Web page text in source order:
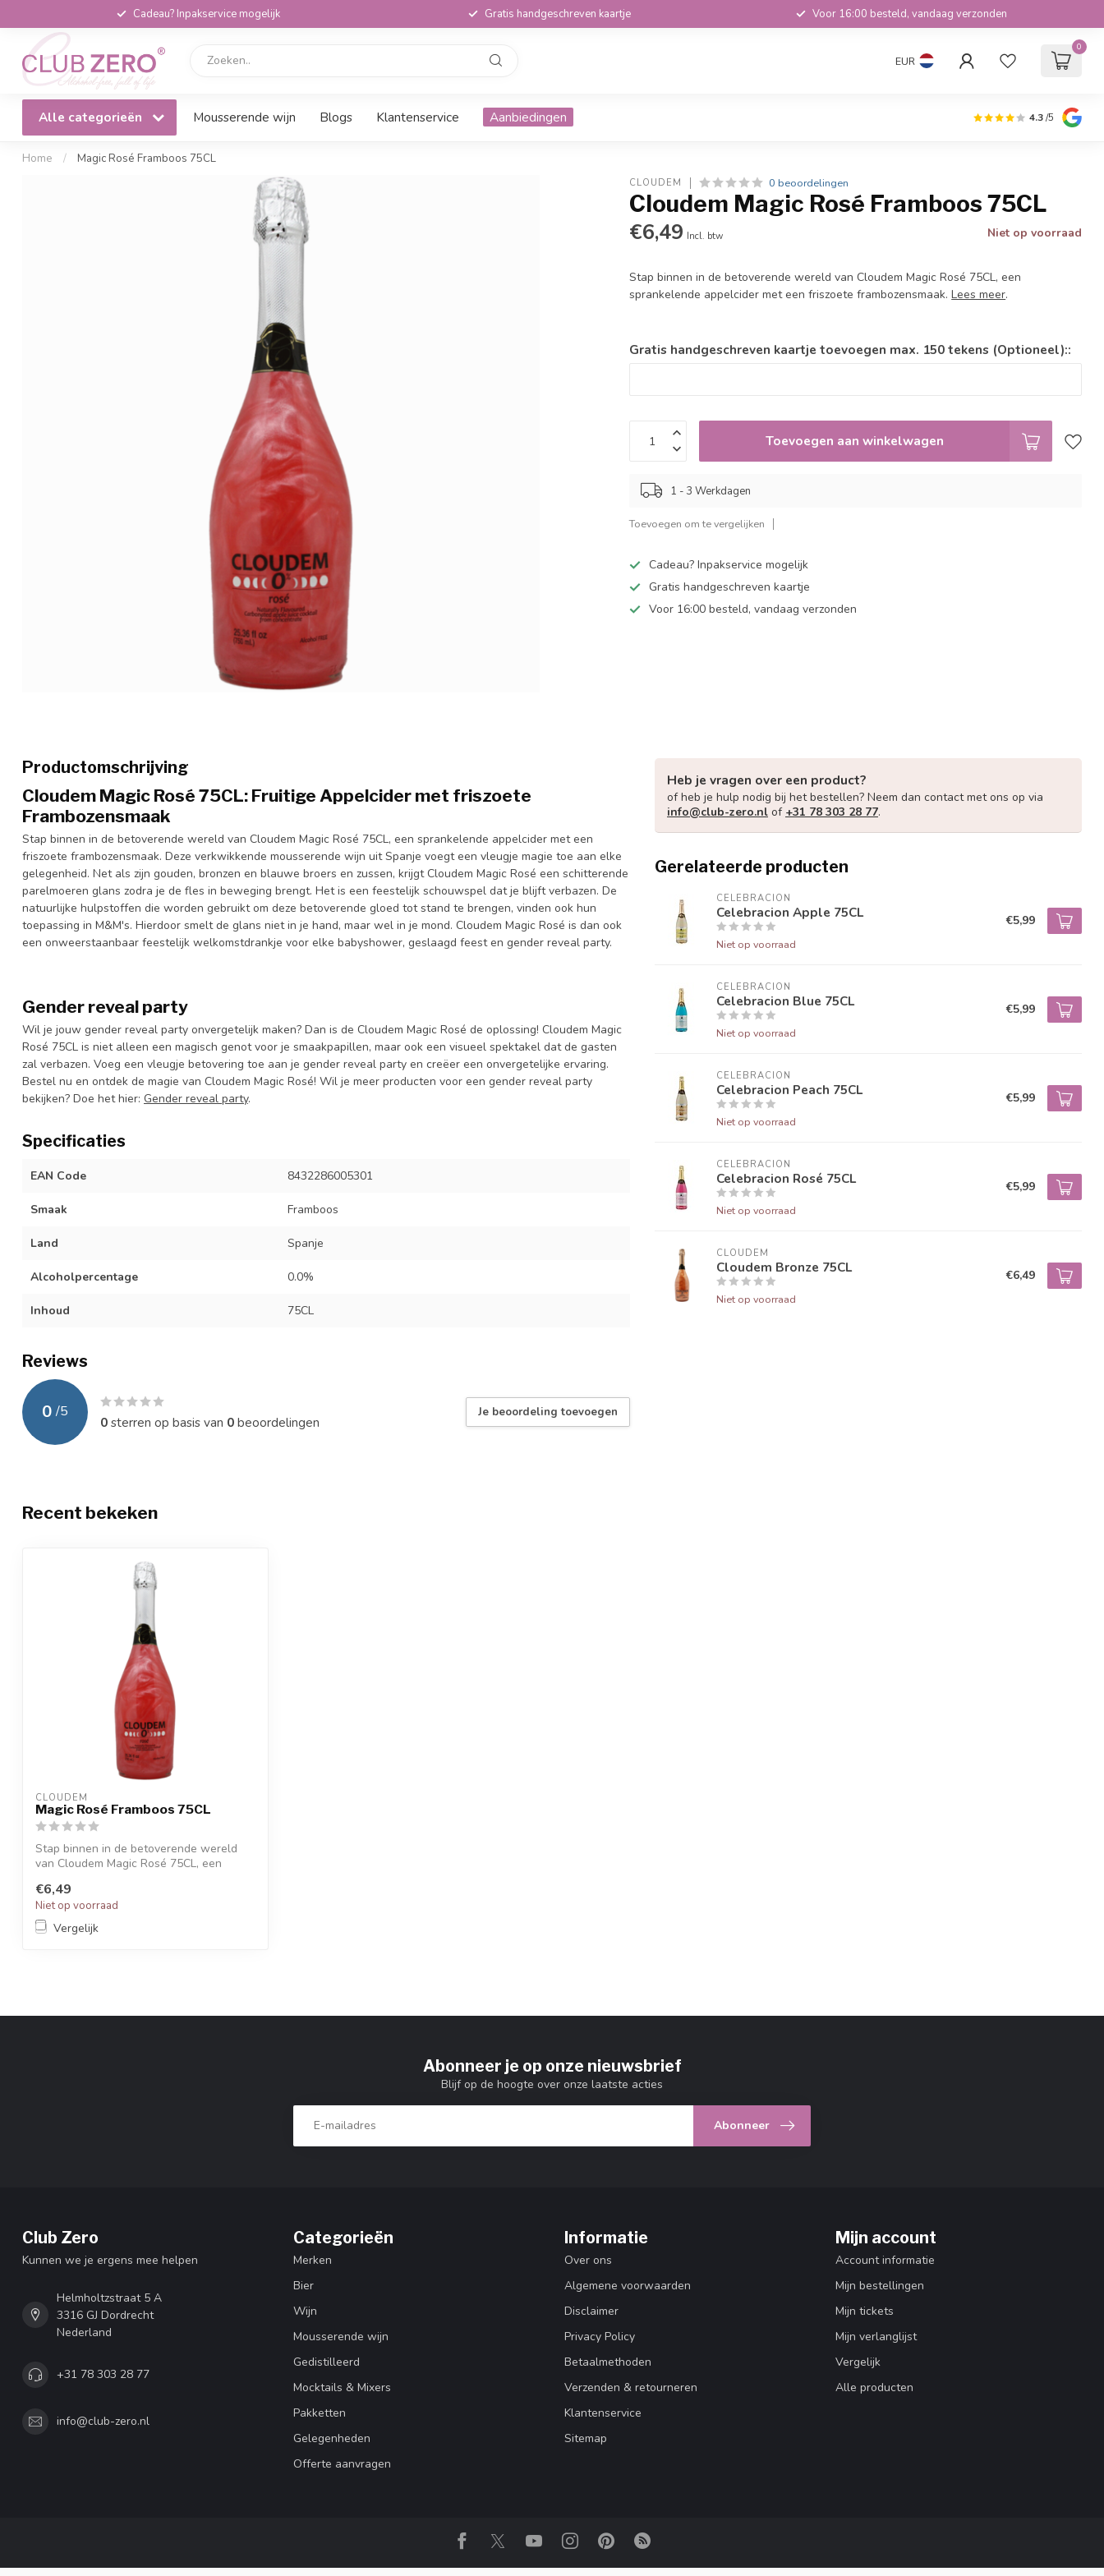
Cadeau? Inpakservice mogelijk Gratis handgeschreven kaartje Voor 16:00 besteld, vandaag verzonden
EUR
0
Alle categorieën Mousserende wijn Blogs Klantenservice Aanbiedingen 4.3/5
Home / Magic Rosé Framboos 75CL
CLOUDEM 0 beoordelingen
Cloudem Magic Rosé Framboos 75CL
€6,49 Incl. btw Niet op voorraad
Stap binnen in de betoverende wereld van Cloudem Magic Rosé 75CL, een
sprankelende appelcider met een friszoete frambozensmaak.Lees meer.
Gratis handgeschreven kaartje toevoegen max. 150 tekens (Optioneel)::
Toevoegen aan winkelwagen
1 - 3 Werkdagen
Toevoegen om te vergelijken
Cadeau? Inpakservice mogelijk
Gratis handgeschreven kaartje
Voor 16:00 besteld, vandaag verzonden
Productomschrijving
Cloudem Magic Rosé 75CL: Fruitige Appelcider met friszoete
Frambozensmaak
Stap binnen in de betoverende wereld van Cloudem Magic Rosé 75CL, een sprankelende appelcider met een
friszoete frambozensmaak. Deze verkwikkende mousserende wijn uit Spanje voegt een vleugje magie toe aan elke
gelegenheid. Net als zijn gouden, bronzen en blauwe broers en zussen, krijgt Cloudem Magic Rosé een schitterende
parelmoeren glans zodra je de fles in beweging brengt. Het is een feestelijk schouwspel dat je blijft verbazen. De
natuurlijke hulpstoffen die worden gebruikt om deze betoverende gloed tot stand te brengen, vinden ook hun
toepassing in M&M's. Hierdoor smelt de glans niet in je hand, maar wel in je mond. Cloudem Magic Rosé is dan ook
een onweerstaanbaar feestelijk welkomstdrankje voor elke babyshower, geslaagd feest en gender reveal party.
Gender reveal party
Wil je jouw gender reveal party onvergetelijk maken? Dan is de Cloudem Magic Rosé de oplossing! Cloudem Magic
Rosé 75CL is niet alleen een magisch genot voor je smaakpapillen, maar ook een visueel spektakel dat de gasten
zal verbazen. Voeg een vleugje betovering toe aan je gender reveal party en creëer een onvergetelijke ervaring.
Bestel nu en ontdek de magie van Cloudem Magic Rosé! Wil je meer producten voor een gender reveal party
bekijken? Doe het hier: Gender reveal party.
Specificaties
EAN Code 8432286005301
Smaak Framboos
Land Spanje
Alcoholpercentage 0.0%
Inhoud 75CL
Reviews
0 /5
0sterren op basis van 0beoordelingen
Je beoordeling toevoegen
Heb je vragen over een product?
of heb je hulp nodig bij het bestellen? Neem dan contact met ons op via
info@club-zero.nl of +31 78 303 28 77.
Gerelateerde producten
CELEBRACION
Celebracion Apple 75CL
Niet op voorraad
€5,99
CELEBRACION
Celebracion Blue 75CL
Niet op voorraad
€5,99
CELEBRACION
Celebracion Peach 75CL
Niet op voorraad
€5,99
CELEBRACION
Celebracion Rosé 75CL
Niet op voorraad
€5,99
CLOUDEM
Cloudem Bronze 75CL
Niet op voorraad
€6,49
Recent bekeken
CLOUDEM
Magic Rosé Framboos 75CL
Stap binnen in de betoverende wereld
van Cloudem Magic Rosé 75CL, een
€6,49
Niet op voorraad
Vergelijk
Abonneer je op onze nieuwsbrief
Blijf op de hoogte over onze laatste acties
Abonneer
Club Zero
Kunnen we je ergens mee helpen
Helmholtzstraat 5 A
3316 GJ Dordrecht
Nederland
+31 78 303 28 77
info@club-zero.nl
Categorieën
Merken
Bier
Wijn
Mousserende wijn
Gedistilleerd
Mocktails & Mixers
Pakketten
Gelegenheden
Offerte aanvragen
Informatie
Over ons
Algemene voorwaarden
Disclaimer
Privacy Policy
Betaalmethoden
Verzenden & retourneren
Klantenservice
Sitemap
Mijn account
Account informatie
Mijn bestellingen
Mijn tickets
Mijn verlanglijst
Vergelijk
Alle producten